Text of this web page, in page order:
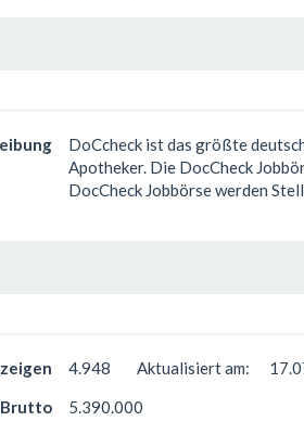
DoCcheck ist das größte
Apotheker. Die DocCheck
DocCheck Jobbörse werden
4.948 Aktualisiert am:
Brutto
5.390.000